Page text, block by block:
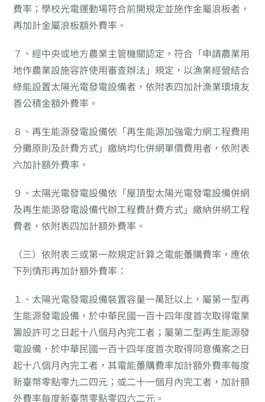
費率；學校光電運動場符合前開規定並施作金屬浪板者，
再加計金屬浪板額外費率。
７、經中央或地方農業主管機關認定，符合「申請農業用
地作農業設施容許使用審查辦法」規定，以漁業經營結合
綠能設置太陽光電發電設備者，依附表四加計漁業環境友
善公積金額外費率。
８、再生能源發電設備依「再生能源加強電力網工程費用
分攤原則及計費方式」繳納均化併網單價費用者，依附表
六加計額外費率。
９、 太陽光電發電設備依「屋頂型太陽光電發電設備併網
及再生能源發電設備代辦工程費計費方式」繳納併網工程
費者，依附表四加計額外費率。
（三）依附表三或第一款規定計算之電能躉購費率，應依
下列情形再加計額外費率：
１、 太陽光電發電設備裝置容量一萬瓩以上，屬第一型再
生能源發電設備，於中華民國一百十四年度首次取得電業
籌設許可之日起十八個月內完工者；屬第二型再生能源發
電設備，於中華民國一百十四年度首次取得同意備案之日
起十八個月內完工者，其電能躉購費率加計額外費率每度
新臺幣零點零九二四元；或二十一個月內完工者，加計額
外費率每度新臺幣零點零四六二元。